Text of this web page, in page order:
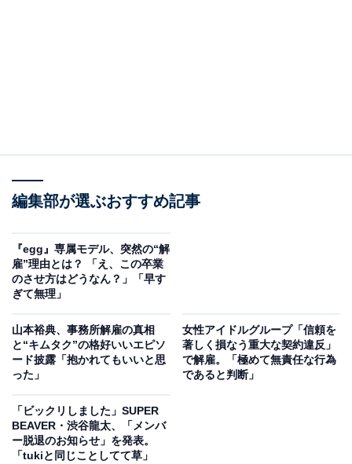
編集部が選ぶおすすめ記事
『egg』専属モデル、突然の“解
雇”理由とは？ 「え、この卒業
のさせ方はどうなん？」「早す
ぎて無理」
山本裕典、事務所解雇の真相
と“キムタク”の格好いいエピソ
ード披露「抱かれてもいいと思
った」
女性アイドルグループ「信頼を
著しく損なう重大な契約違反」
で解雇。「極めて無責任な行為
であると判断」
「ビックリしました」SUPER
BEAVER・渋谷龍太、「メンバ
ー脱退のお知らせ」を発表。
「tukiと同じことしてて草」